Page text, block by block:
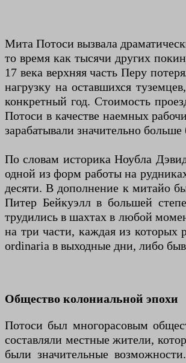
Мита Потоси вызвала
то время как тысячи других
17 века верхняя часть Перу
нагрузку на оставшихся
конкретный год. Стоимость
Потоси в качестве наемных
зарабатывали значительно
По словам историка Ноубла
одной из форм работы на
десяти. В дополнение к митайо
Питер Бейкуэлл в большей
трудились в шахтах в любой
на три части, каждая из
ordinaria в выходные дни, либо
Общество колониальной эпохи
Потоси был многорасовым
составляли местные жители,
были значительные